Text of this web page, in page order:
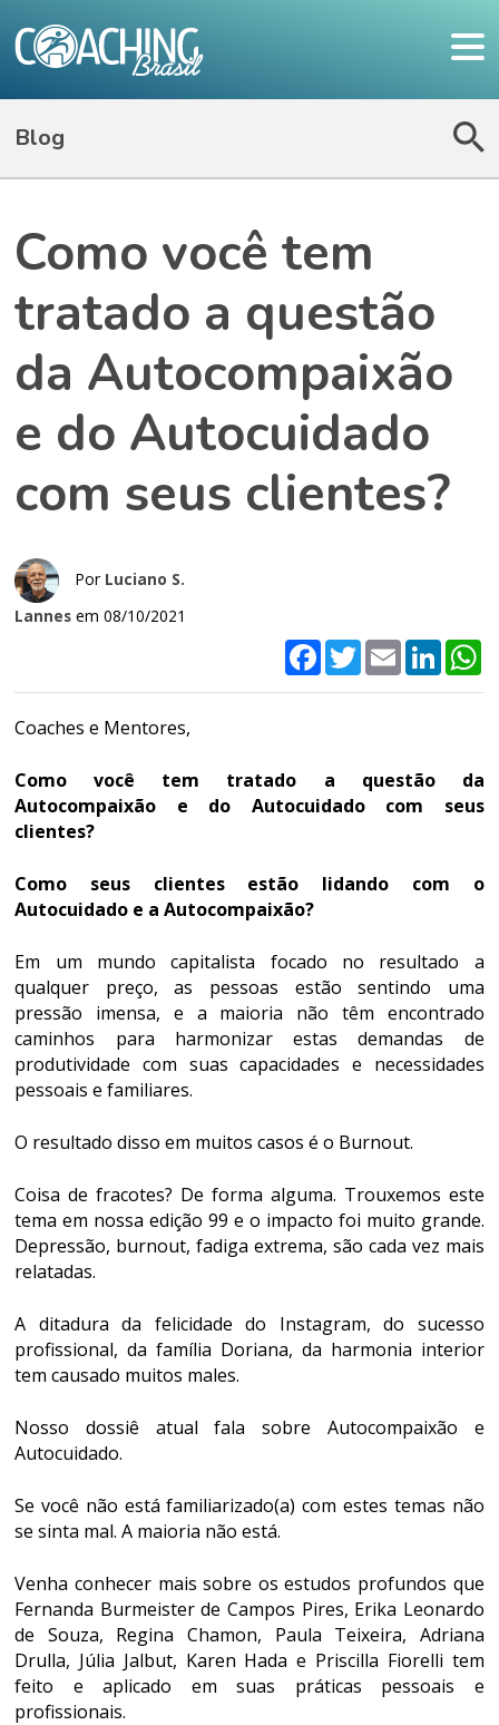
Blog
Como você tem
tratado a questão
da Autocompaixão
e do Autocuidado
com seus clientes?
Por Luciano S.
Lannes em 08/10/2021
Facebook
TwitterEmail
Coaches e Mentores,
Como você tem tratado a questão da
Autocompaixão e do Autocuidado com seus
clientes?
Como seus clientes estão lidando com o
Autocuidado e a Autocompaixão?
Em um mundo capitalista focado no resultado a
qualquer preço, as pessoas estão sentindo uma
pressão imensa, e a maioria não têm encontrado
caminhos para harmonizar estas demandas de
produtividade com suas capacidades e necessidades
pessoais e familiares.
O resultado disso em muitos casos é o Burnout.
Coisa de fracotes? De forma alguma. Trouxemos este
tema em nossa edição 99 e o impacto foi muito grande.
Depressão, burnout, fadiga extrema, são cada vez mais
relatadas.
A ditadura da felicidade do Instagram, do sucesso
profissional, da família Doriana, da harmonia interior
tem causado muitos males.
Nosso dossiê atual fala sobre Autocompaixão e
Autocuidado.
Se você não está familiarizado(a) com estes temas não
se sinta mal. A maioria não está.
Venha conhecer mais sobre os estudos profundos que
Fernanda Burmeister de Campos Pires, Erika Leonardo
de Souza, Regina Chamon, Paula Teixeira, Adriana
Drulla, Júlia Jalbut, Karen Hada e Priscilla Fiorelli tem
feito e aplicado em suas práticas pessoais e
profissionais.